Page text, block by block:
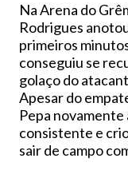
Na Arena do
Rodrigues
primeiros
conseguiu se
golaço do
Apesar do
Pepa
consistente e
sair de campo